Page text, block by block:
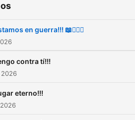
en guerra!!! 📖🙇🏻‍♂️
contra tí!!!
eterno!!!